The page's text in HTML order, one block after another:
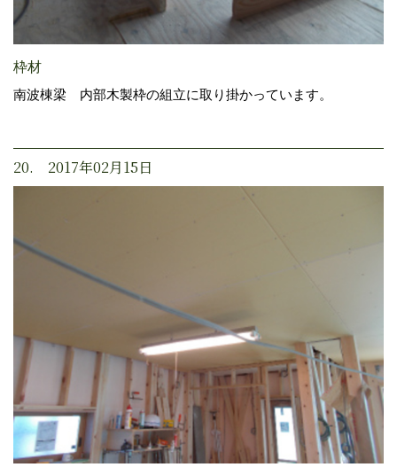
枠材
南波棟梁 内部木製枠の組立に取り掛かっています。
20. 2017年02月15日